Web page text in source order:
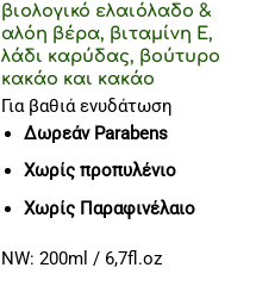
βιολογικό ελαιόλαδο &
αλόη βέρα, βιταμίνη Ε,
λάδι καρύδας, βούτυρο
κακάο και κακάο
Για βαθιά ενυδάτωση
Δωρεάν Parabens
Χωρίς προπυλένιο
Χωρίς Παραφινέλαιο
NW: 200ml / 6,7fl.oz